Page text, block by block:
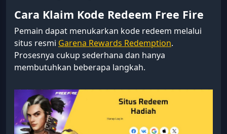
Cara Klaim Kode Redeem Free Fire
Pemain dapat menukarkan kode redeem melalui
situs resmi Garena Rewards Redemption.
Prosesnya cukup sederhana dan hanya
membutuhkan beberapa langkah.